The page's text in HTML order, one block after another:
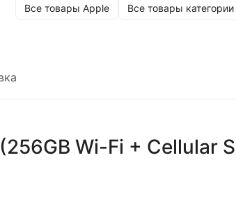
Все товары Apple Все товары категории
Wi-Fi + Cellular